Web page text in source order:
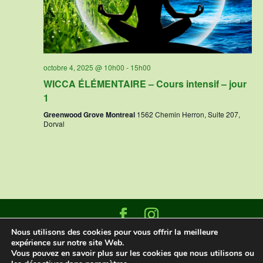
octobre 4, 2025 @ 10h00 - 15h00
WICCA ÉLÉMENTAIRE – Cours intensif – jour
1
Greenwood Grove Montreal 1562 Chemin Herron, Suite 207,
Dorval
Designed and built byDatasign Marketing
©2025 Greenwood Grove Montreal
Nous utilisons des cookies pour vous offrir la meilleure
expérience sur notre site Web.
Vous pouvez en savoir plus sur les cookies que nous utilisons ou